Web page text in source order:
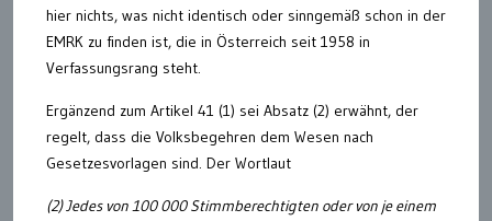
hier nichts, was nicht identisch oder sinngemäß schon in der
EMRK zu finden ist, die in Österreich seit 1958 in
Verfassungsrang steht.
Ergänzend zum Artikel 41 (1) sei Absatz (2) erwähnt, der
regelt, dass die Volksbegehren dem Wesen nach
Gesetzesvorlagen sind. Der Wortlaut
(2) Jedes von 100 000 Stimmberechtigten oder von je einem